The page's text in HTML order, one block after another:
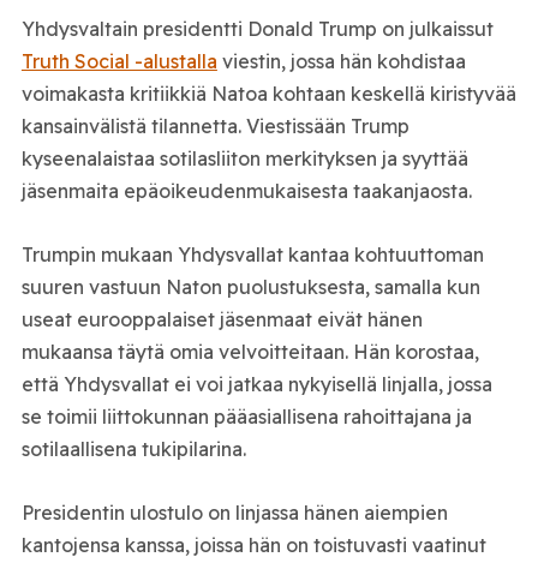
Yhdysvaltain presidentti Donald Trump on julkaissut
Truth Social -alustalla viestin, jossa hän kohdistaa
voimakasta kritiikkiä Natoa kohtaan keskellä kiristyvää
kansainvälistä tilannetta. Viestissään Trump
kyseenalaistaa sotilasliiton merkityksen ja syyttää
jäsenmaita epäoikeudenmukaisesta taakanjaosta.
Trumpin mukaan Yhdysvallat kantaa kohtuuttoman
suuren vastuun Naton puolustuksesta, samalla kun
useat eurooppalaiset jäsenmaat eivät hänen
mukaansa täytä omia velvoitteitaan. Hän korostaa,
että Yhdysvallat ei voi jatkaa nykyisellä linjalla, jossa
se toimii liittokunnan pääasiallisena rahoittajana ja
sotilaallisena tukipilarina.
Presidentin ulostulo on linjassa hänen aiempien
kantojensa kanssa, joissa hän on toistuvasti vaatinut